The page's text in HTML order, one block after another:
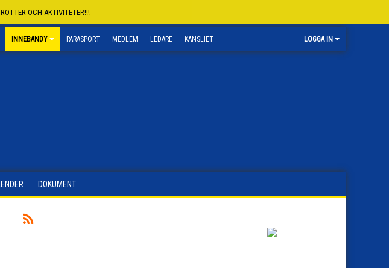
OCH AKTIVITETER!!!
INNEBANDY PARASPORT MEDLEM LEDARE KANSLIET LOGGA IN
DOKUMENT